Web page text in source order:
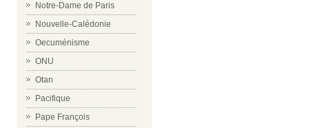
Notre-Dame de Paris
Nouvelle-Calédonie
Oecuménisme
ONU
Otan
Pacifique
Pape François